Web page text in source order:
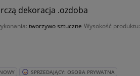
dekoracja .ozdoba
tworzywo sztuczne Wysokość produktu:
SPRZEDAJĄCY: OSOBA PRYWATNA